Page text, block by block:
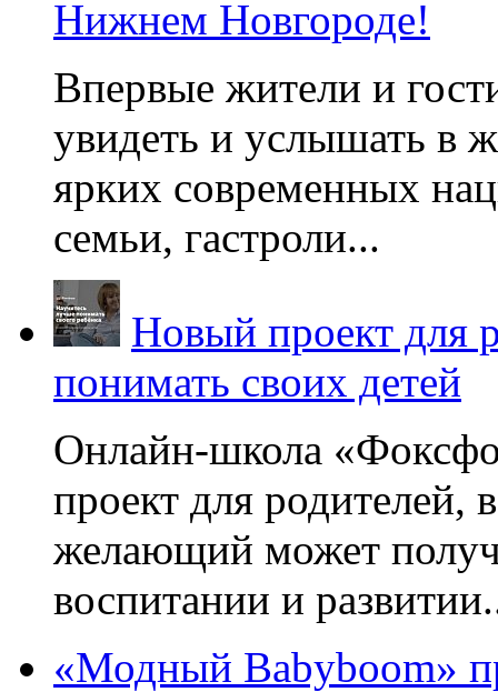
Нижнем Новгороде!
Впервые жители и
увидеть и услышать в
ярких современных
семьи, гастроли...
Новый проект для
понимать своих детей
Онлайн-школа
проект для родителей,
желающий может
воспитании и
«Модный Babyboom»